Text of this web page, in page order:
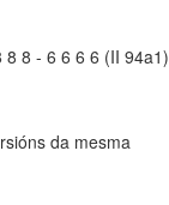
8 8 - 6 6 6 6 (II 94a1)
da mesma